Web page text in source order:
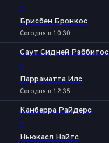
-
Брисбен Бронкос
Сегодня в 10:30
Саут Сидней Рэббитос
-
Парраматта Илс
Сегодня в 12:35
Канберра Райдерс
-
Ньюкасл Найтс